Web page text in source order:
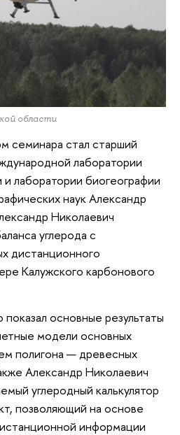
области
семинара стал старший
лаборатории
лаборатории биогеографии
наук Александр
Николаевич
углерода с
дистанционного
Калужского карбонового
основные результаты
модели основных
полигона — древесных
Александр Николаевич
углеродный калькулятор
позволяющий на основе
информации